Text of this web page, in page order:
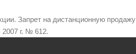
Запрет на дистанционную
2007 г. № 612.